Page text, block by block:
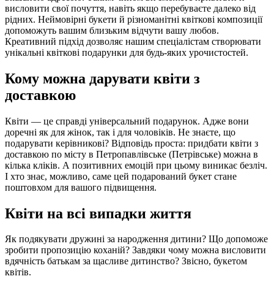
висловити свої почуття, навіть якщо перебуваєте далеко від
рідних. Неймовірні букети й різноманітні квіткові композиції
допоможуть вашим близьким відчути вашу любов.
Креативний підхід дозволяє нашим спеціалістам створювати
унікальні квіткові подарунки для будь-яких урочистостей.
Кому можна дарувати квіти з
доставкою
Квіти — це справді універсальний подарунок. Адже вони
доречні як для жінок, так і для чоловіків. Не знаєте, що
подарувати керівникові? Відповідь проста: придбати квіти з
доставкою по місту в Петропавлівське (Петрівське) можна в
кілька кліків. А позитивних емоцій при цьому виникає безліч.
І хто знає, можливо, саме цей подарований букет стане
поштовхом для вашого підвищення.
Квіти на всі випадки життя
Як подякувати дружині за народження дитини? Що допоможе
зробити пропозицію коханій? Завдяки чому можна висловити
вдячність батькам за щасливе дитинство? Звісно, букетом
квітів.